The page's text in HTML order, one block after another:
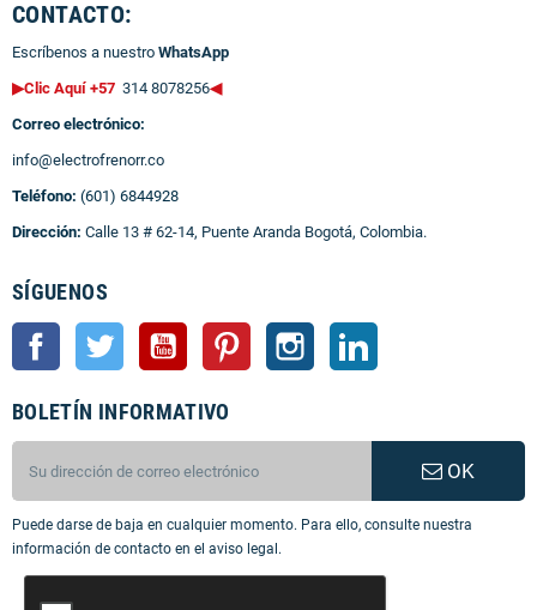
CONTACTO:
Escríbenos a nuestro WhatsApp
▶Clic Aquí +57 314 8078256◀
Correo electrónico:
info@electrofrenorr.co
Teléfono: (601) 6844928
Dirección: Calle 13 # 62-14, Puente Aranda Bogotá, Colombia.
SÍGUENOS
Facebook Twitter YouTube Pinterest Instagram
BOLETÍN INFORMATIVO
OK
Puede darse de baja en cualquier momento. Para ello, consulte nuestra
información de contacto en el aviso legal.